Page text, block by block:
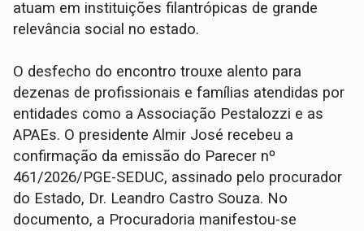
atuam em instituições filantrópicas de grande
relevância social no estado.
O desfecho do encontro trouxe alento para
dezenas de profissionais e famílias atendidas por
entidades como a Associação Pestalozzi e as
APAEs. O presidente Almir José recebeu a
confirmação da emissão do Parecer nº
461/2026/PGE-SEDUC, assinado pelo procurador
do Estado, Dr. Leandro Castro Souza. No
documento, a Procuradoria manifestou-se